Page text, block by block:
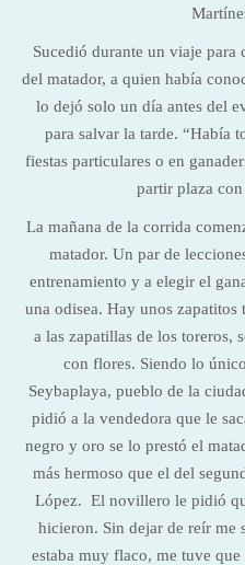
Sucedió durante un viaje
del matador, a quien había
lo dejó solo un día antes del
para salvar la tarde. “Había
fiestas particulares o en
partir plaza
La mañana de la corrida
matador. Un par de
entrenamiento y a elegir el
una odisea. Hay unos zapatitos
a las zapatillas de los toreros,
con flores. Siendo lo
Seybaplaya, pueblo de la
pidió a la vendedora que le
negro y oro se lo prestó el
más hermoso que el del
López. El novillero le pidió
hicieron. Sin dejar de reír me
estaba muy flaco, me tuve que